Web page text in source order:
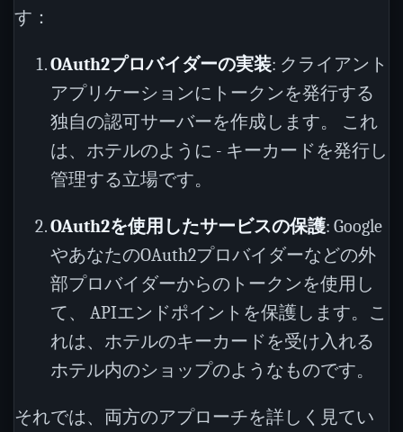
す：
OAuth2プロバイダーの実装: クライアント
アプリケーションにトークンを発行する
独自の認可サーバーを作成します。 これ
は、ホテルのように - キーカードを発行し
管理する立場です。
OAuth2を使用したサービスの保護: Google
やあなたのOAuth2プロバイダーなどの外
部プロバイダーからのトークンを使用し
て、 APIエンドポイントを保護します。こ
れは、ホテルのキーカードを受け入れる
ホテル内のショップのようなものです。
それでは、両方のアプローチを詳しく見てい